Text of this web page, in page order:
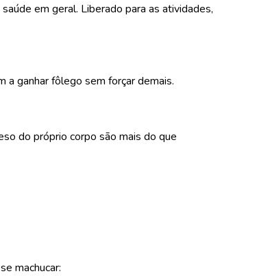
em geral. Liberado para as atividades,
a ganhar fôlego sem forçar demais.
do próprio corpo são mais do que
machucar: